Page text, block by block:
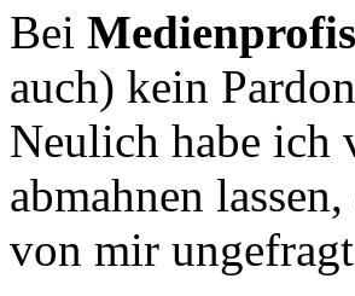
Bei Medienprofis
auch) kein
Neulich habe ich
abmahnen
von mir